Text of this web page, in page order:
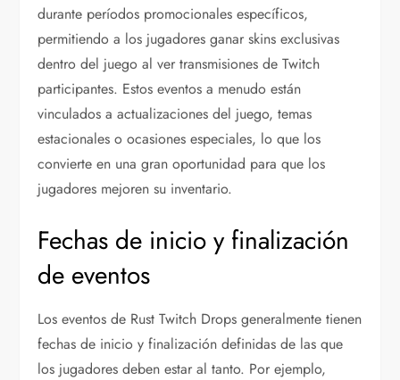
durante períodos promocionales específicos,
permitiendo a los jugadores ganar skins exclusivas
dentro del juego al ver transmisiones de Twitch
participantes. Estos eventos a menudo están
vinculados a actualizaciones del juego, temas
estacionales o ocasiones especiales, lo que los
convierte en una gran oportunidad para que los
jugadores mejoren su inventario.
Fechas de inicio y finalización
de eventos
Los eventos de Rust Twitch Drops generalmente tienen
fechas de inicio y finalización definidas de las que
los jugadores deben estar al tanto. Por ejemplo,